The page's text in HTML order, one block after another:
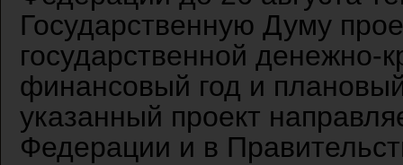
Государственную Думу
государственной денежно-
финансовый год и
указанный проект
Федерации и в